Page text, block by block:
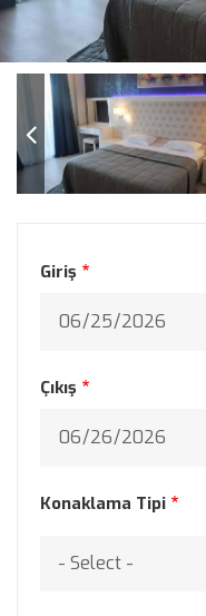
Giriş
Çıkış
Konaklama Tipi